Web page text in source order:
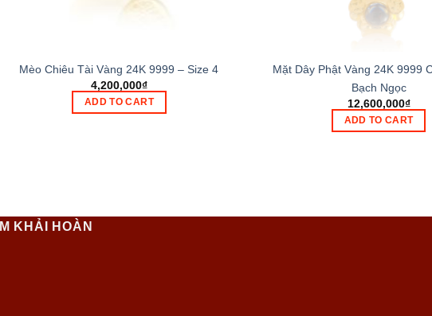
Mèo Chiêu Tài Vàng 24K 9999 – Size 4
4,200,000₫
ADD TO CART
Mặt Dây Phật Vàng 24K 9999
Bạch Ngọc
12,600,000₫
ADD TO CART
KHẢI HOÀN